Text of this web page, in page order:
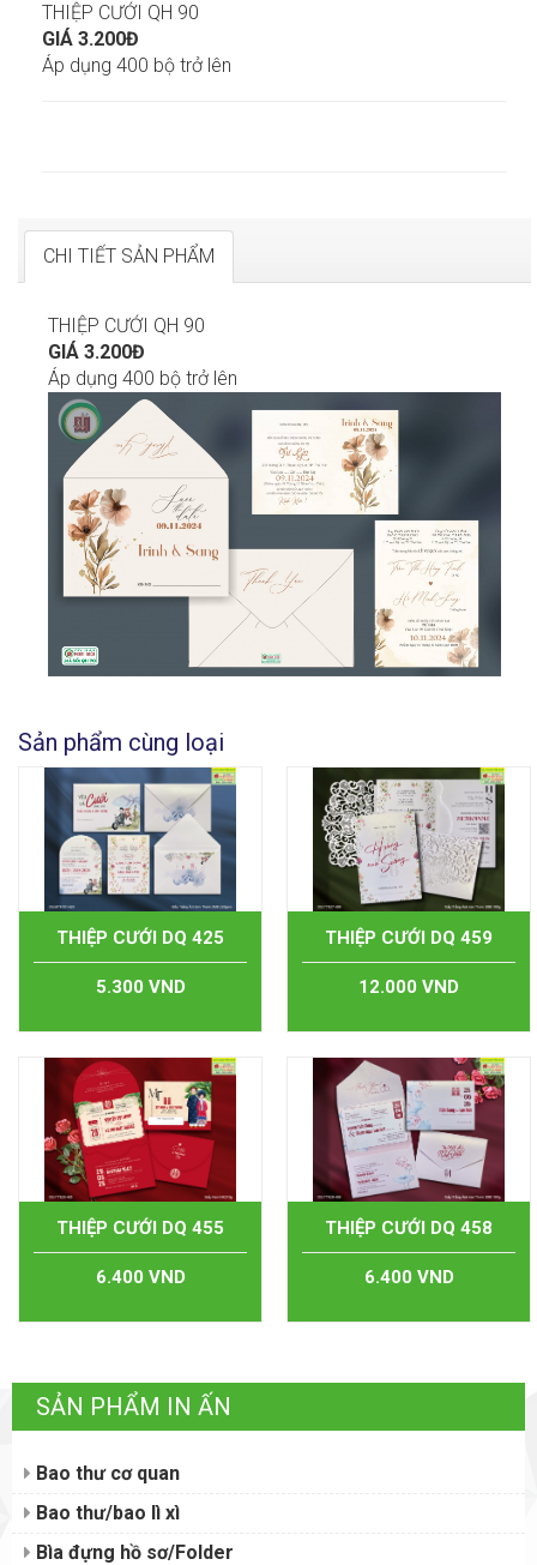
THIỆP CƯỚI QH 90
GIÁ 3.200Đ
Áp dụng 400 bộ trở lên
CHI TIẾT SẢN PHẨM
THIỆP CƯỚI QH 90
GIÁ 3.200Đ
Áp dụng 400 bộ trở lên
Sản phẩm cùng loại
THIỆP CƯỚI DQ 425
5.300 VND
THIỆP CƯỚI DQ 459
12.000 VND
THIỆP CƯỚI DQ 455
6.400 VND
THIỆP CƯỚI DQ 458
6.400 VND
SẢN PHẨM IN ẤN
Bao thư cơ quan
Bao thư/bao lì xì
Bìa đựng hồ sơ/Folder